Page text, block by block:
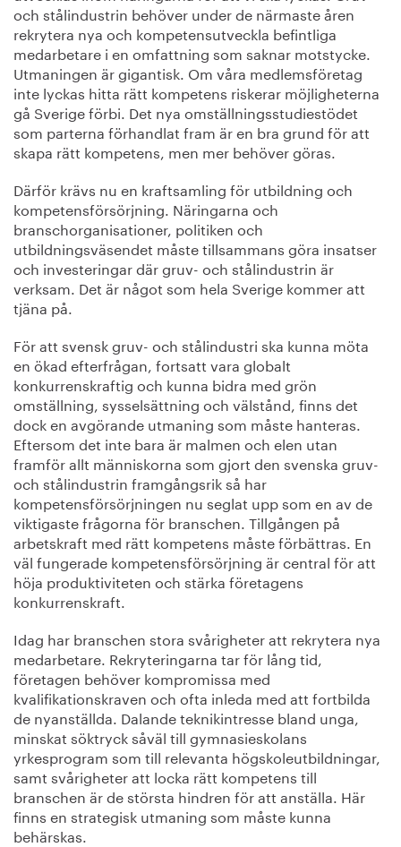
och stålindustrin behöver under de närmaste åren
rekrytera nya och kompetensutveckla befintliga
medarbetare i en omfattning som saknar motstycke.
Utmaningen är gigantisk. Om våra medlemsföretag
inte lyckas hitta rätt kompetens riskerar möjligheterna
gå Sverige förbi. Det nya omställningsstudiestödet
som parterna förhandlat fram är en bra grund för att
skapa rätt kompetens, men mer behöver göras.
Därför krävs nu en kraftsamling för utbildning och
kompetensförsörjning. Näringarna och
branschorganisationer, politiken och
utbildningsväsendet måste tillsammans göra insatser
och investeringar där gruv- och stålindustrin är
verksam. Det är något som hela Sverige kommer att
tjäna på.
För att svensk gruv- och stålindustri ska kunna möta
en ökad efterfrågan, fortsatt vara globalt
konkurrenskraftig och kunna bidra med grön
omställning, sysselsättning och välstånd, finns det
dock en avgörande utmaning som måste hanteras.
Eftersom det inte bara är malmen och elen utan
framför allt människorna som gjort den svenska gruv-
och stålindustrin framgångsrik så har
kompetensförsörjningen nu seglat upp som en av de
viktigaste frågorna för branschen. Tillgången på
arbetskraft med rätt kompetens måste förbättras. En
väl fungerade kompetensförsörjning är central för att
höja produktiviteten och stärka företagens
konkurrenskraft.
Idag har branschen stora svårigheter att rekrytera nya
medarbetare. Rekryteringarna tar för lång tid,
företagen behöver kompromissa med
kvalifikationskraven och ofta inleda med att fortbilda
de nyanställda. Dalande teknikintresse bland unga,
minskat söktryck såväl till gymnasieskolans
yrkesprogram som till relevanta högskoleutbildningar,
samt svårigheter att locka rätt kompetens till
branschen är de största hindren för att anställa. Här
finns en strategisk utmaning som måste kunna
behärskas.